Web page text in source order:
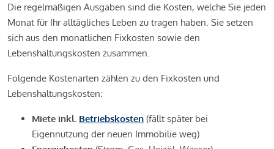
Die regelmäßigen Ausgaben sind die Kosten, welche Sie jeden
Monat für Ihr alltägliches Leben zu tragen haben. Sie setzen
sich aus den monatlichen Fixkosten sowie den
Lebenshaltungskosten zusammen.
Folgende Kostenarten zählen zu den Fixkosten und
Lebenshaltungskosten:
Miete inkl. Betriebskosten (fällt später bei
Eigennutzung der neuen Immobilie weg)